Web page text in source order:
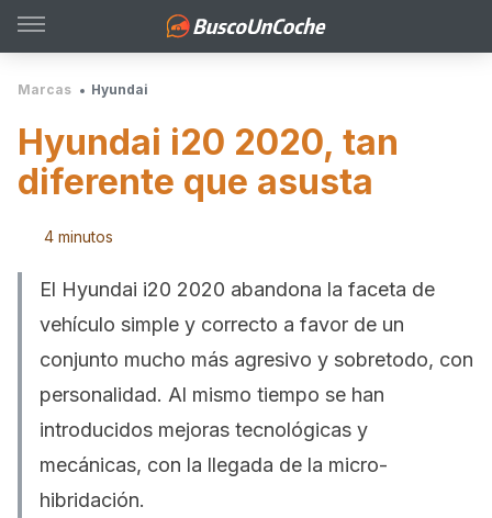
Marcas Hyundai
Hyundai i20 2020, tan
diferente que asusta
4 minutos
El Hyundai i20 2020 abandona la faceta de
vehículo simple y correcto a favor de un
conjunto mucho más agresivo y sobretodo, con
personalidad. Al mismo tiempo se han
introducidos mejoras tecnológicas y
mecánicas, con la llegada de la micro-
hibridación.